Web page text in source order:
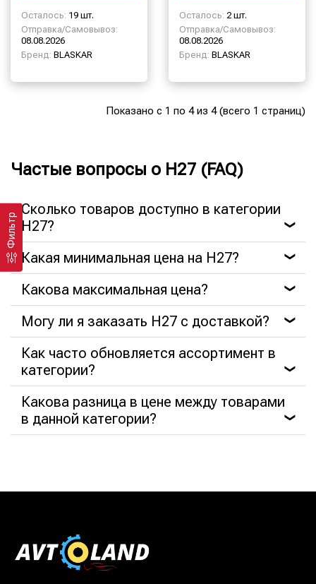
Осталось: 19 шт.
Отправка/Самовывоз:
08.08.2026
Бренд: BLASKAR
Осталось: 2 шт.
Отправка/Самовывоз:
08.08.2026
Бренд: BLASKAR
Показано с 1 по 4 из 4 (всего 1 страниц)
Частые вопросы о H27 (FAQ)
Сколько товаров доступно в категории
H27?
❯
Какая минимальная цена на H27? ❯
Какова максимальная цена? ❯
Могу ли я заказать H27 с доставкой? ❯
Как часто обновляется ассортимент в
категории?
❯
Какова разница в цене между товарами
в данной категории?
❯
Фильтр